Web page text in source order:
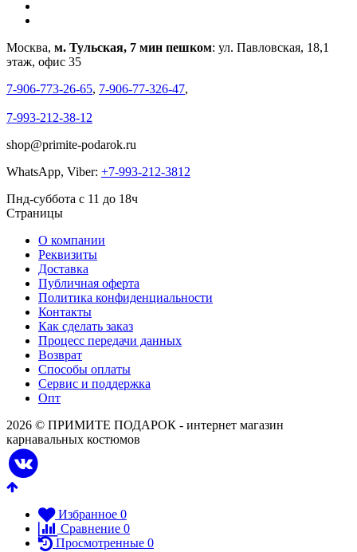
Москва, м. Тульская, 7 мин пешком: ул. Павловская, 18,1
этаж, офис 35
7-906-773-26-65, 7-906-77-326-47,
7-993-212-38-12
shop@primite-podarok.ru
WhatsApp, Viber: +7-993-212-3812
Пнд-суббота с 11 до 18ч
Страницы
О компании
Реквизиты
Доставка
Публичная оферта
Политика конфиденциальности
Контакты
Как сделать заказ
Процесс передачи данных
Возврат
Способы оплаты
Сервис и поддержка
Опт
2026 © ПРИМИТЕ ПОДАРОК - интернет магазин
карнавальных костюмов
Избранное 0
Сравнение 0
Просмотренные 0